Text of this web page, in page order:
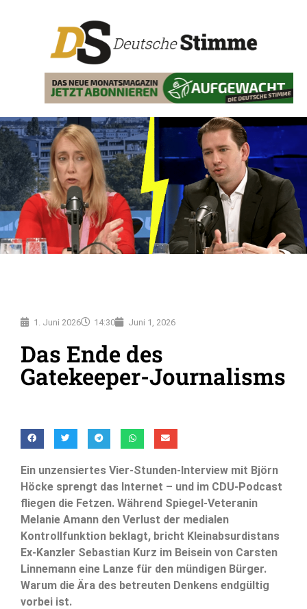
1. Juni 2026 14:30 Juni 1, 2026
Das Ende des
Gatekeeper-Journalisms
Ein unzensiertes Vier-Stunden-Interview mit Björn
Höcke sprengt das Internet – und im CDU-Podcast
fliegen die Fetzen. Während Spiegel-Veteranin
Melanie Amann den Verlust der medialen
Kontrollfunktion beklagt, bricht Kleinabsurdistans
Ex-Kanzler Sebastian Kurz im Beisein von Carsten
Linnemann eine Lanze für den mündigen Bürger.
Warum die Ära des betreuten Denkens endgültig
vorbei ist.